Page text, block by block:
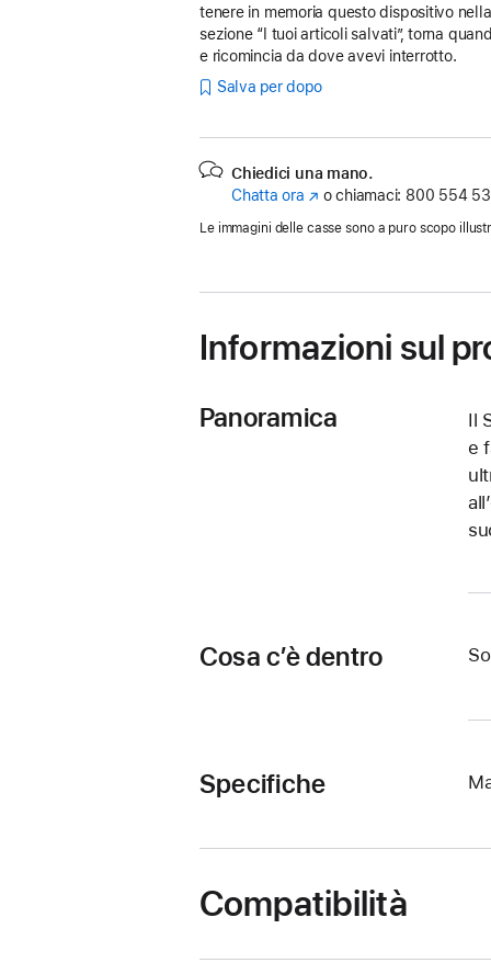
tenere in memoria questo dispositivo nella
sezione “I tuoi articoli salvati”, torna
e ricomincia da dove avevi interrotto.
Salva per dopo
Chiedici una mano.
Chatta ora (Si o chiamaci: 800 554
Le immagini delle casse sono a puro scopo
Informazioni sul
Panoramica
Il
e
Cosa c’è dentro
Specifiche
Compatibilità